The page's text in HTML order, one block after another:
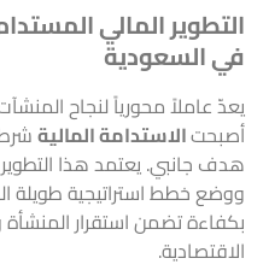
التطوير المالي
في السعودية
يعدّ عاملاً محورياً لنجاح
أصبحتالاستدامة المالية
هدف جانبي. يعتمد هذا
ووضع خطط استراتيجية طويلة
بكفاءة تضمن استقرار
الاقتصادية.